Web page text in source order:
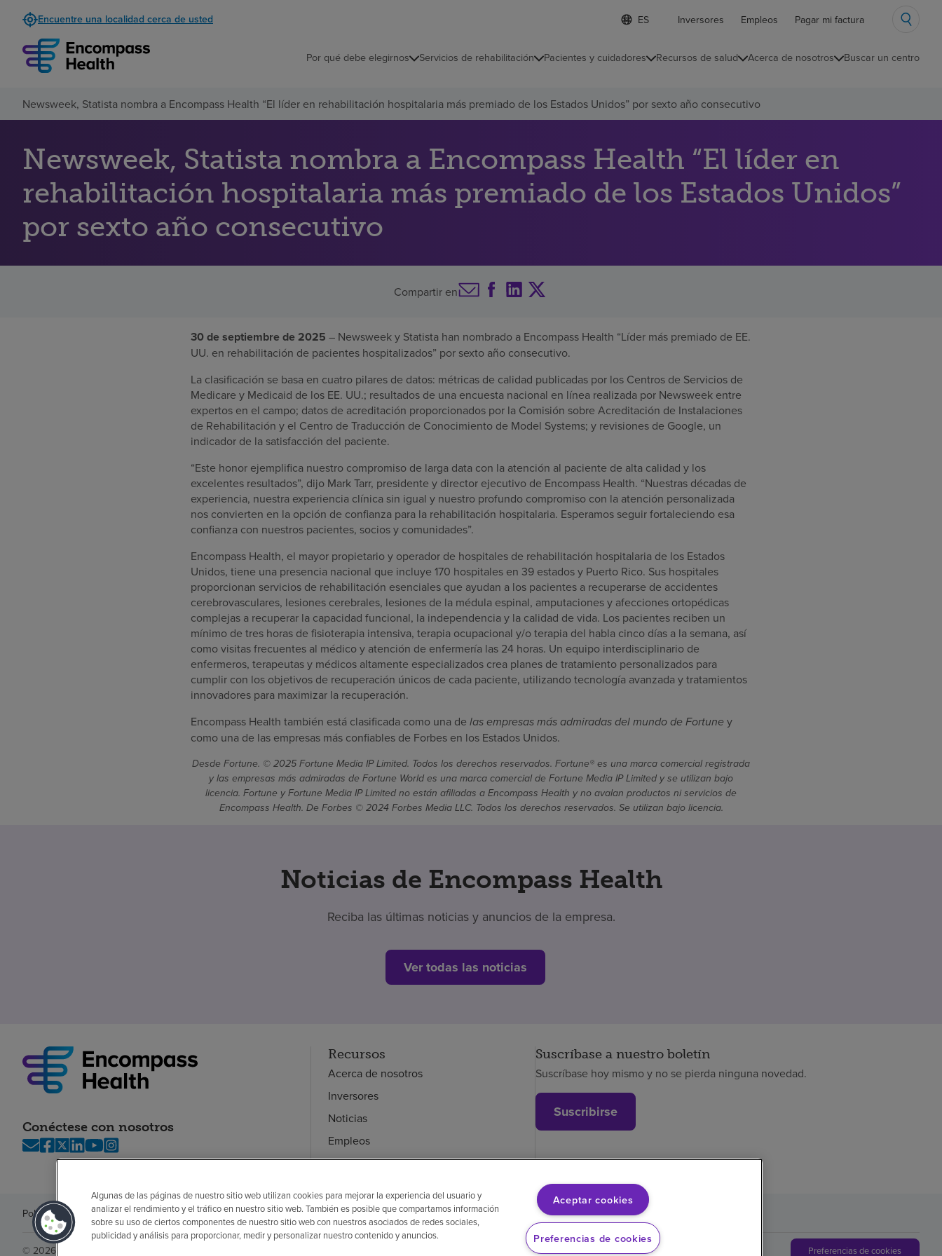
Encuentre una localidad cerca de usted
Lista
de
contraída
d
o
m
e
l
c
i
o
n
Inversores Empleos Pagar mi factura
Por qué debe elegirnos Servicios de rehabilitación Pacientes y cuidadores Recursos de salud Acerca de nosotros Buscar un centro
Newsweek, Statista nombra a Encompass Health “El líder en rehabilitación hospitalaria más premiado de los Estados Unidos” por sexto año consecutivo
Newsweek, Statista nombra a Encompass Health “El líder en
rehabilitación hospitalaria más premiado de los Estados Unidos”
por sexto año consecutivo
Compartir en
30 de septiembre de 2025 – Newsweek y Statista han nombrado a Encompass Health “Líder más premiado de EE.
UU. en rehabilitación de pacientes hospitalizados” por sexto año consecutivo.
La clasificación se basa en cuatro pilares de datos: métricas de calidad publicadas por los Centros de Servicios de
Medicare y Medicaid de los EE. UU.; resultados de una encuesta nacional en línea realizada por Newsweek entre
expertos en el campo; datos de acreditación proporcionados por la Comisión sobre Acreditación de Instalaciones
de Rehabilitación y el Centro de Traducción de Conocimiento de Model Systems; y revisiones de Google, un
indicador de la satisfacción del paciente.
“Este honor ejemplifica nuestro compromiso de larga data con la atención al paciente de alta calidad y los
excelentes resultados”, dijo Mark Tarr, presidente y director ejecutivo de Encompass Health. “Nuestras décadas de
experiencia, nuestra experiencia clínica sin igual y nuestro profundo compromiso con la atención personalizada
nos convierten en la opción de confianza para la rehabilitación hospitalaria. Esperamos seguir fortaleciendo esa
confianza con nuestros pacientes, socios y comunidades”.
Encompass Health, el mayor propietario y operador de hospitales de rehabilitación hospitalaria de los Estados
Unidos, tiene una presencia nacional que incluye 170 hospitales en 39 estados y Puerto Rico. Sus hospitales
proporcionan servicios de rehabilitación esenciales que ayudan a los pacientes a recuperarse de accidentes
cerebrovasculares, lesiones cerebrales, lesiones de la médula espinal, amputaciones y afecciones ortopédicas
complejas a recuperar la capacidad funcional, la independencia y la calidad de vida. Los pacientes reciben un
mínimo de tres horas de fisioterapia intensiva, terapia ocupacional y/o terapia del habla cinco días a la semana, así
como visitas frecuentes al médico y atención de enfermería las 24 horas. Un equipo interdisciplinario de
enfermeros, terapeutas y médicos altamente especializados crea planes de tratamiento personalizados para
cumplir con los objetivos de recuperación únicos de cada paciente, utilizando tecnología avanzada y tratamientos
innovadores para maximizar la recuperación.
Encompass Health también está clasificada como una de las empresas más admiradas del mundo de Fortune y
como una de las empresas más confiables de Forbes en los Estados Unidos.
Desde Fortune. © 2025 Fortune Media IP Limited. Todos los derechos reservados. Fortune® es una marca comercial registrada
y las empresas más admiradas de Fortune World es una marca comercial de Fortune Media IP Limited y se utilizan bajo
licencia. Fortune y Fortune Media IP Limited no están afiliadas a Encompass Health y no avalan productos ni servicios de
Encompass Health. De Forbes © 2024 Forbes Media LLC. Todos los derechos reservados. Se utilizan bajo licencia.
Noticias de Encompass Health
Reciba las últimas noticias y anuncios de la empresa.
Ver todas las noticias
Conéctese con nosotros
Recursos
Acerca de nosotros
Inversores
Noticias
Empleos
Empleados
Suscríbase a nuestro boletín
Suscríbase hoy mismo y no se pierda ninguna novedad.
Suscribirse
Política de privacidadLegalSin sorpresas AccesibilidadSi no habla inglésAviso de no discriminaciónCumplimiento de los proveedores
© 2026 Encompass Health Corporation Preferencias de cookies
Algunas de las páginas de nuestro sitio web utilizan cookies para mejorar la experiencia del usuario y
analizar el rendimiento y el tráfico en nuestro sitio web. También es posible que compartamos información
sobre su uso de ciertos componentes de nuestro sitio web con nuestros asociados de redes sociales,
publicidad y análisis para proporcionar, medir y personalizar nuestro contenido y anuncios.
Aceptar cookies
Preferencias de cookies